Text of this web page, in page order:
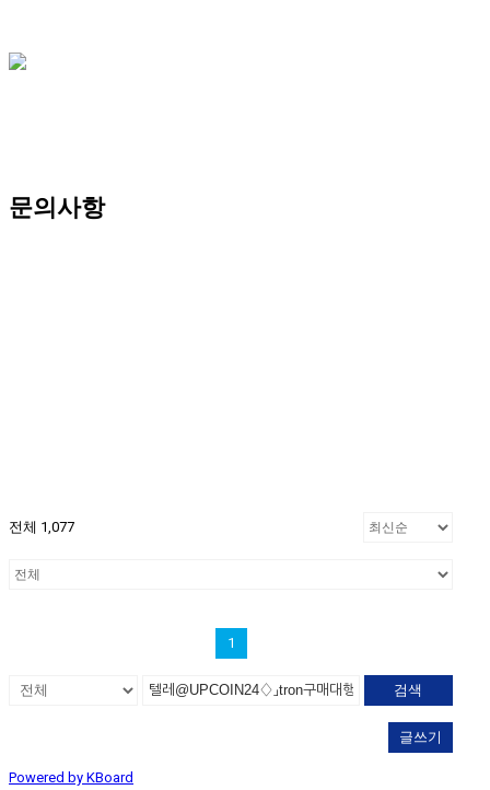
문의사항
전체 1,077
1
검색
글쓰기
Powered by KBoard